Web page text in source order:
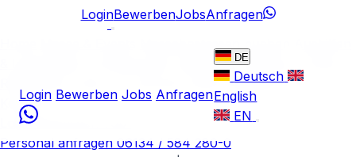
LoginBewerbenJobsAnfragen
Login Bewerben Jobs Anfragen
DE
Deutsch
English
EN
Operations Plattform
News Ratgeber FAQ
Kontakt
LoginBewerben
Personal anfragen 06134 / 584 280-0